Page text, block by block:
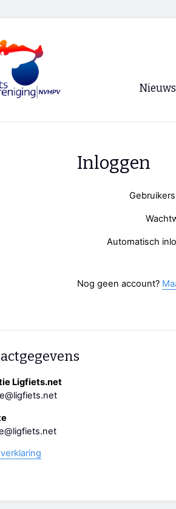
Nieuws
Inloggen
Automatisch
Nog geen account?
Ligfiets.net